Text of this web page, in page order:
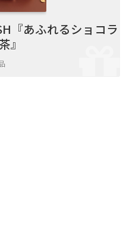
『あふれるショコラ
』